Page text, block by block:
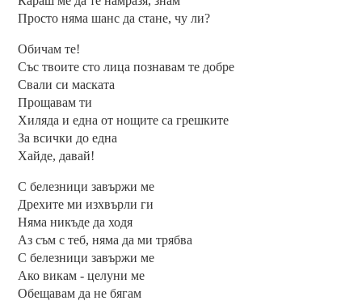
Просто няма шанс да стане, чу ли?
Обичам те!
Със твоите сто лица познавам те добре
Свали си маската
Прощавам ти
Хиляда и една от нощите са грешките
За всички до една
Хайде, давай!
С белезници завържи ме
Дрехите ми изхвърли ги
Няма никъде да ходя
Аз съм с теб, няма да ми трябва
С белезници завържи ме
Ако викам - целуни ме
Обещавам да не бягам